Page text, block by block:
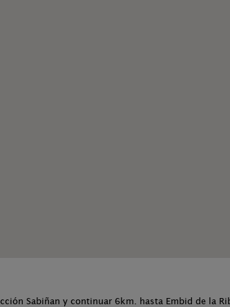
Sabiñan y continuar 6km. hasta Embid de la